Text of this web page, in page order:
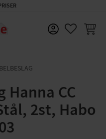
Hanna CC
2st, Habo